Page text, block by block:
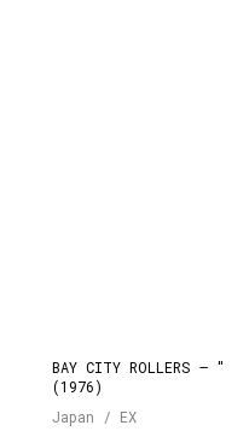
BAY CITY ROLLERS –
(1976)
Japan / EX
оферта